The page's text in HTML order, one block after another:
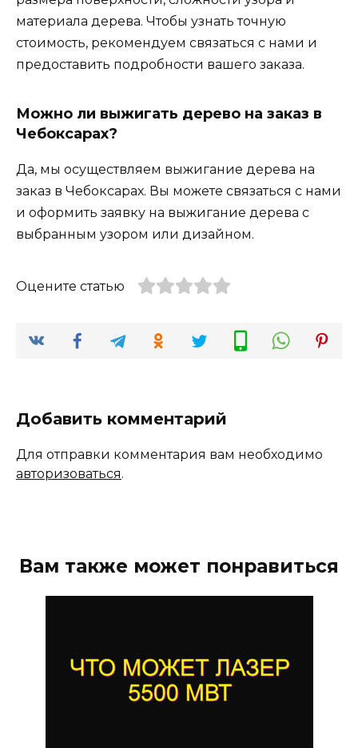
материала дерева. Чтобы узнать точную
стоимость, рекомендуем связаться с нами и
предоставить подробности вашего заказа.
Можно ли выжигать дерево на заказ в
Чебоксарах?
Да, мы осуществляем выжигание дерева на
заказ в Чебоксарах. Вы можете связаться с нами
и оформить заявку на выжигание дерева с
выбранным узором или дизайном.
Оцените статью
Добавить комментарий
Для отправки комментария вам необходимо
авторизоваться.
Вам также может понравиться